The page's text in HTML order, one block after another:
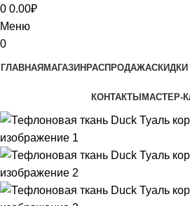
0 0.00₽
Меню
0
ГЛАВНАЯМАГАЗИНРАСПРОДАЖА
КОНТАКТЫМАСТЕР-